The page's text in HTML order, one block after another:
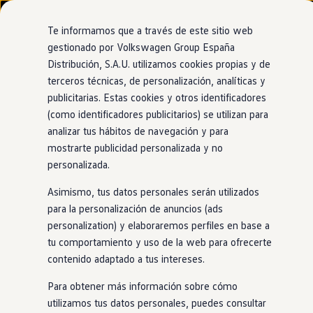
Ir
directamente
al contenido
Ir
directamente
al pie de
página
Nuevo ID. Cross
Vehículos Comerciales
Compra y ofertas
Volkswagen nuevo en stock
Volkswagen de ocasión
Financiación
My Renting
My Way
Seguros
Empresas
Autoescuelas
Eléctricos e híbridos
Más sobre híbridos
Plan Auto +
Etiquetas DGT
Simulador de autonomía, carga y ahorro
Carga y autonomía
Soluciones de carga
Tarifas de carga
Carga en casa
Modos de carga
Concesionario y taller oficial de Volkswagen
Asturpersa Avilés
Te informamos que a través de este sitio web
gestionado por Volkswagen Group España
Distribución, S.A.U. utilizamos cookies propias y de
terceros técnicas, de personalización, analíticas y
publicitarias. Estas cookies y otros identificadores
(como identificadores publicitarios) se utilizan para
analizar tus hábitos de navegación y para
mostrarte publicidad personalizada y no
personalizada.
Asimismo, tus datos personales serán utilizados
para la personalización de anuncios (ads
personalization) y elaboraremos perfiles en base a
tu comportamiento y uso de la web para ofrecerte
contenido adaptado a tus intereses.
Para obtener más información sobre cómo
utilizamos tus datos personales, puedes consultar